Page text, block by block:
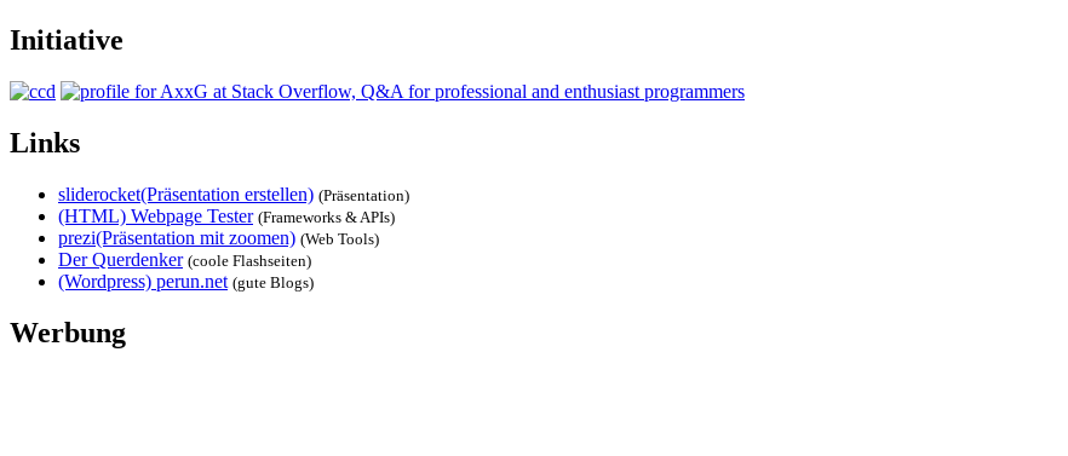
Initiative
Links
sliderocket(Präsentation erstellen) (Präsentation)
(HTML) Webpage Tester (Frameworks & APIs)
prezi(Präsentation mit zoomen) (Web Tools)
Der Querdenker (coole Flashseiten)
(Wordpress) perun.net (gute Blogs)
Werbung